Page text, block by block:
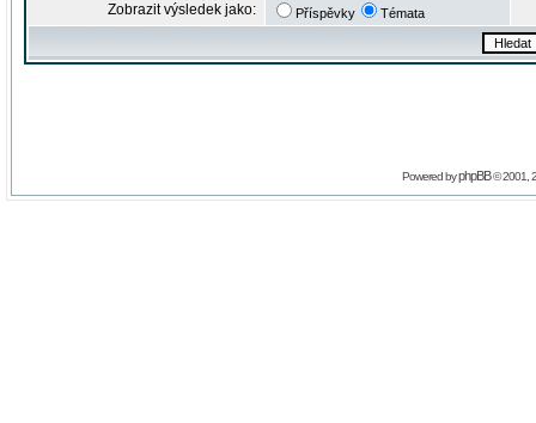
Zobrazit výsledek jako: Příspěvky Témata
Powered byphpBB© 2001,